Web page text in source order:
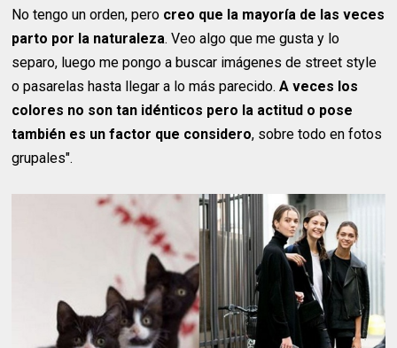
No tengo un orden, pero creo que la mayoría de las veces
parto por la naturaleza. Veo algo que me gusta y lo
separo, luego me pongo a buscar imágenes de street style
o pasarelas hasta llegar a lo más parecido.A veces los
colores no son tan idénticos pero la actitud o pose
también es un factor que considero, sobre todo en fotos
grupales".